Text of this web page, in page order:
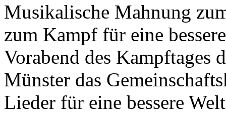
Musikalische Mahnung
zum Kampf für eine
Vorabend des Kampftages
Münster das
Lieder für eine bessere